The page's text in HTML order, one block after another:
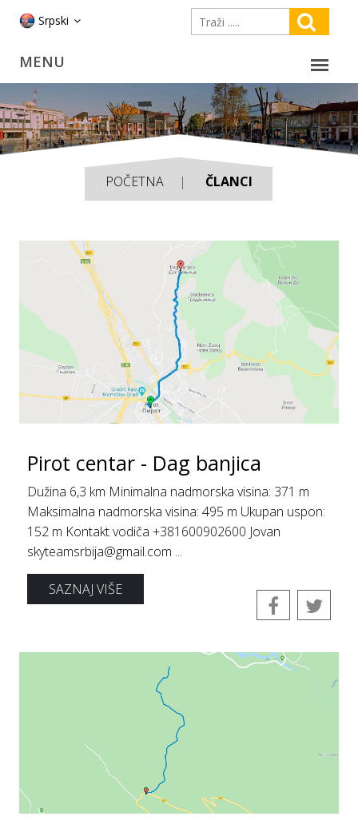
Srpski
POČETNA ČLANCI
Pirot centar - Dag banjica
Dužina 6,3 km Minimalna nadmorska visina: 371 m
Maksimalna nadmorska visina: 495 m Ukupan uspon:
152 m Kontakt vodiča +381600902600 Jovan
skyteamsrbija@gmail.com ...
SAZNAJ VIŠE